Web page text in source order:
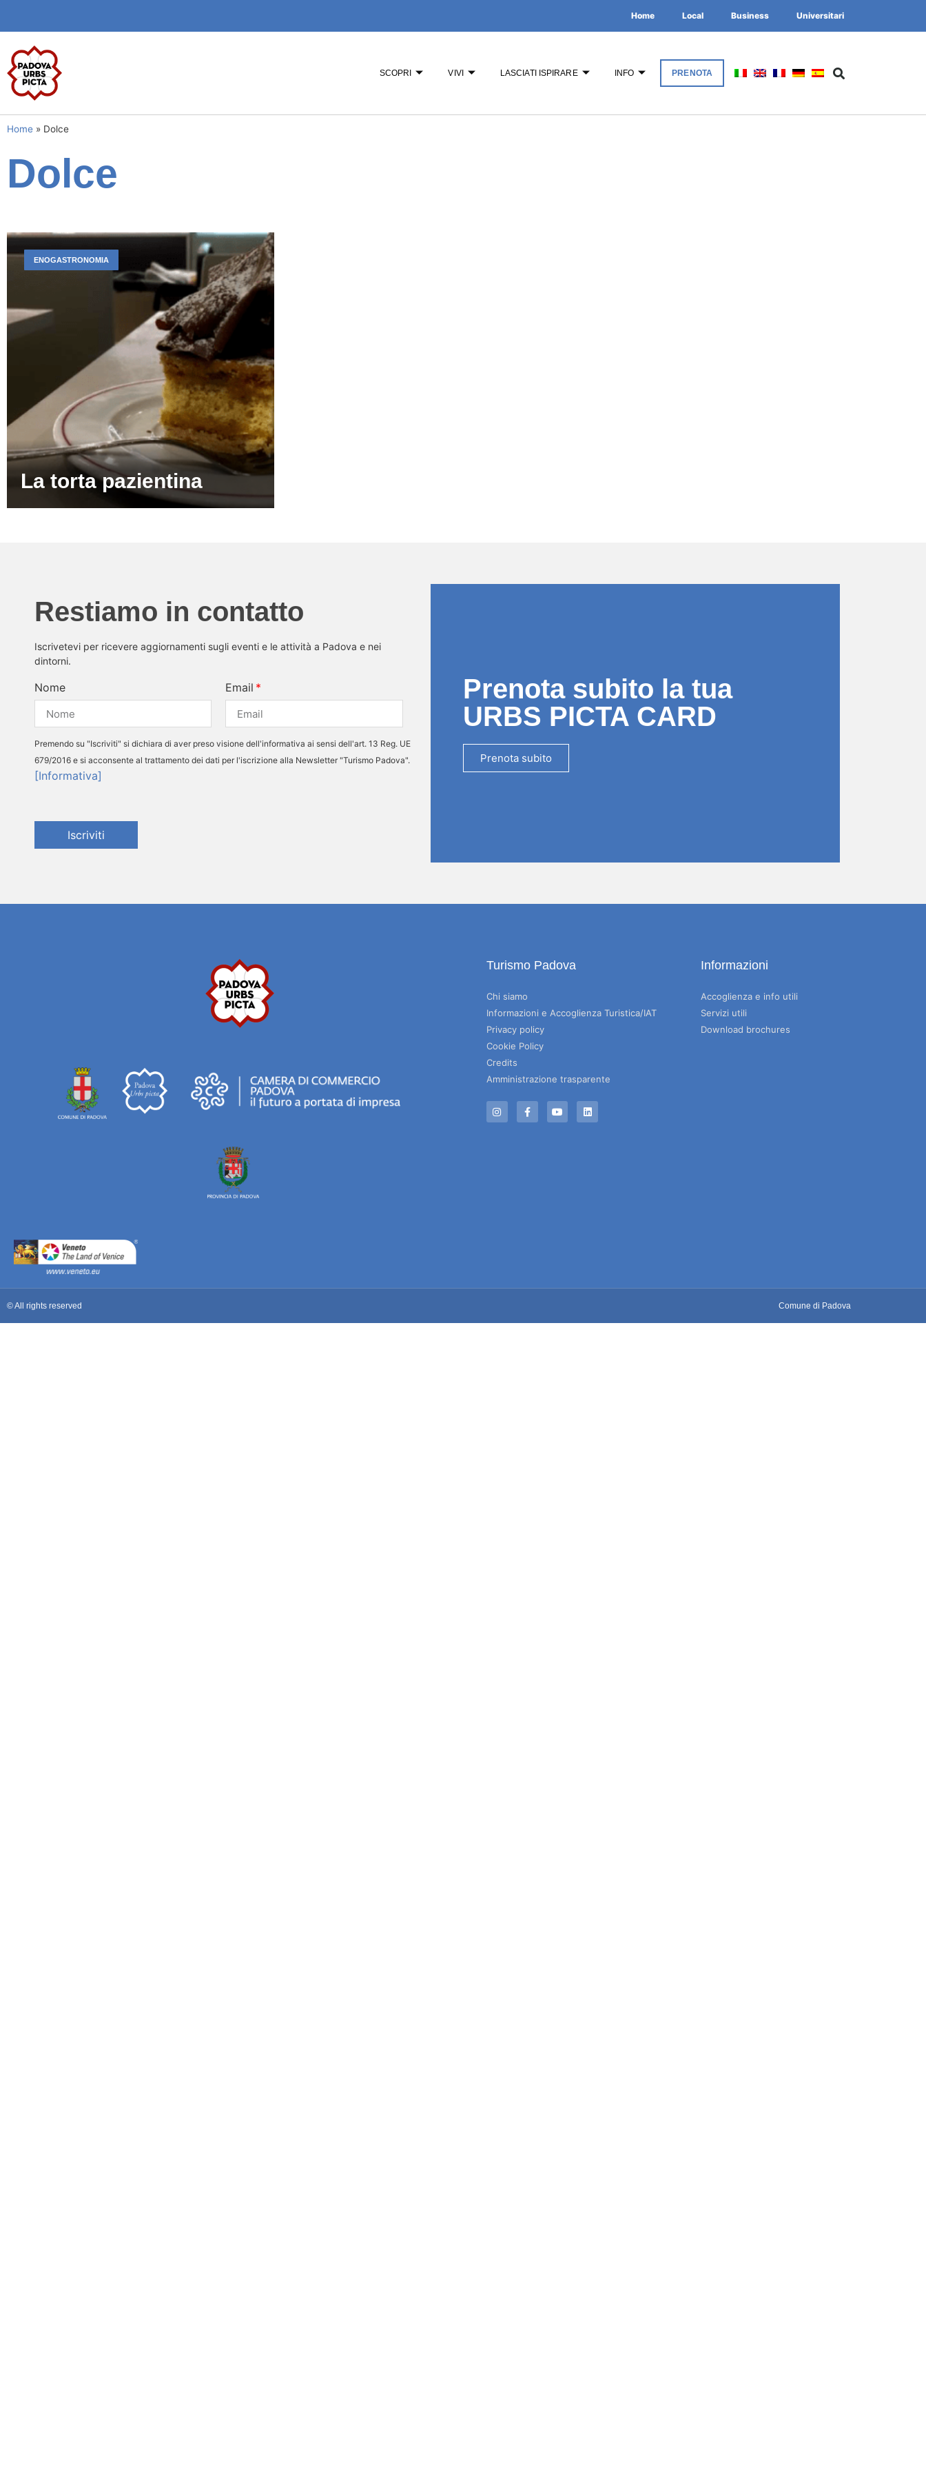
Home Local Business Universitari
SCOPRI VIVI LASCIATI ISPIRARE INFO PRENOTA
Home » Dolce
Dolce
La torta pazientina
ENOGASTRONOMIA
Restiamo in contatto
Iscrivetevi per ricevere aggiornamenti sugli eventi e le attività a Padova e nei
dintorni.
Nome Email
Premendo su "Iscriviti" si dichiara di aver preso visione dell'informativa ai sensi dell'art. 13 Reg. UE
679/2016 e si acconsente al trattamento dei dati per l'iscrizione alla Newsletter "Turismo Padova".
[Informativa]
Iscriviti
Prenota subito la tua
URBS PICTA CARD
Prenota subito
Turismo Padova
Chi siamo
Informazioni e Accoglienza Turistica/IAT
Privacy policy
Cookie Policy
Credits
Amministrazione trasparente
Informazioni
Accoglienza e info utili
Servizi utili
Download brochures
© All rights reserved Comune di Padova